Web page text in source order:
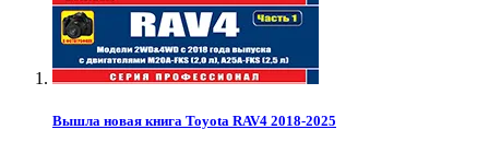
Вышла новая книга Toyota RAV4 2018-2025